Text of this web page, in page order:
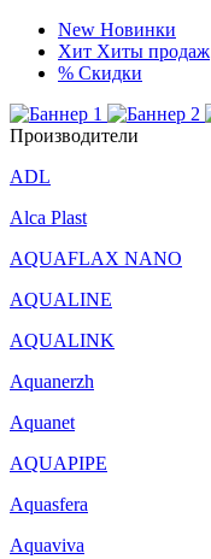
New Новинки
Хит Хиты продаж
% Скидки
Производители
ADL
Alca Plast
AQUAFLAX NANO
AQUALINE
AQUALINK
Aquanerzh
Aquanet
AQUAPIPE
Aquasfera
Aquaviva